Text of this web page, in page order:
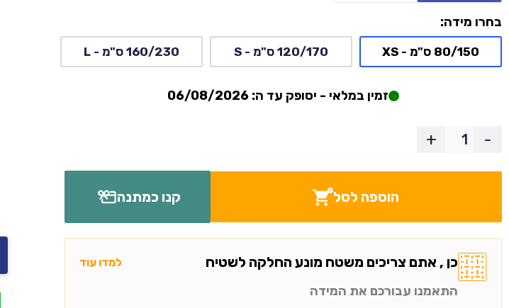
בחרו מידה:
80/150 ס"מ - XS 120/170 ס"מ - S 160/230 ס"מ - L
זמין במלאי - יסופק עד ה: 06/08/2026
-
+
קנו כמתנה הוספה לסל
כן , אתם צריכים משטח מונע החלקה לשטיח למדו עוד
התאמנו עבורכם את המידה